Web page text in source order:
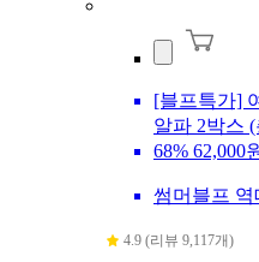
[블프특가]
알파 2박스
68% 62,000
썸머블프
4.9 (리뷰 9,117개)